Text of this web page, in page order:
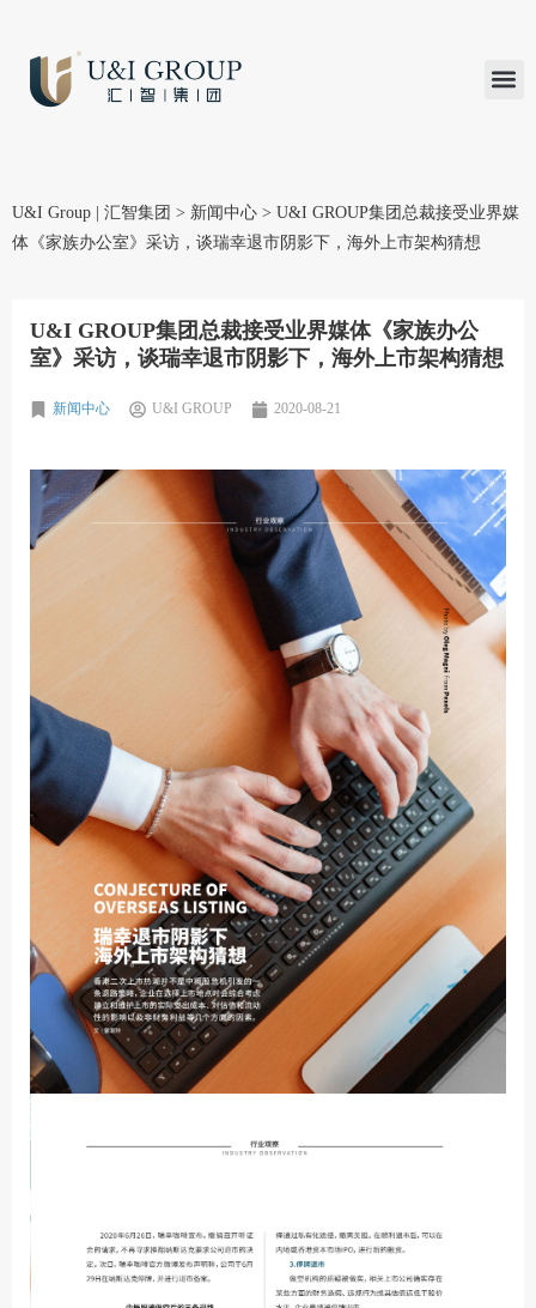
U&I Group | 汇智集团 > 新闻中心 > U&I GROUP集团总裁接受业界媒
体《家族办公室》采访，谈瑞幸退市阴影下，海外上市架构猜想
U&I GROUP集团总裁接受业界媒体《家族办公
室》采访，谈瑞幸退市阴影下，海外上市架构猜想
新闻中心 U&I GROUP 2020-08-21